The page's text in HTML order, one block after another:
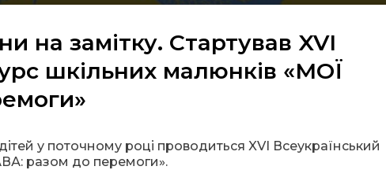
на замітку. Стартував XVІ
шкільних малюнків «МОЇ
у поточному році проводиться XVІ Всеукраїнський
разом до перемоги».